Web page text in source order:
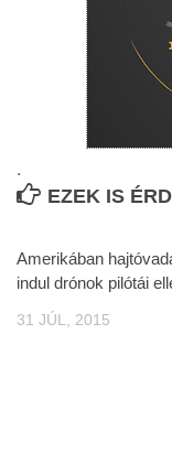
.
EZEK IS
Amerikában
indul drónok pilótái
31 JÚL, 2015